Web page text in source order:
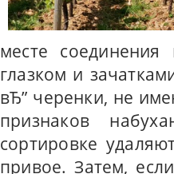
месте
глазком и
вЂ” черенки, не
признаков
сортировке
привое. Затем,